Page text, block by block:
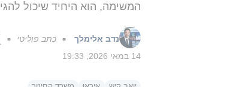
המשימה, הוא היחיד שיכול
נדב אלימלך ■ כתב פוליטי ■
14 במאי 2026, 19:33